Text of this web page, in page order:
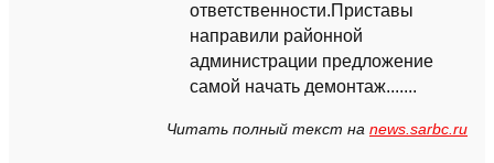
ответственности.Приставы
направили районной
администрации предложение
самой начать демонтаж.......
Читать полный текст на news.sarbc.ru